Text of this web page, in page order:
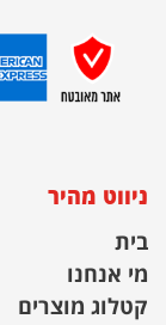
ניווט מהיר
בית
מי אנחנו
קטלוג מוצרים